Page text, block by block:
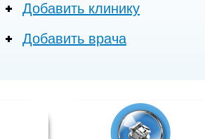
Добавить клинику
Добавить врача